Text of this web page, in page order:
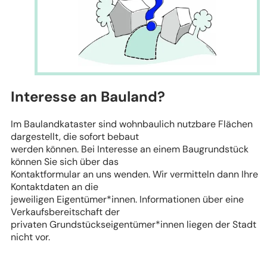
Interesse an Bauland?
Im Baulandkataster sind wohnbaulich nutzbare Flächen
dargestellt, die sofort bebaut
werden können. Bei Interesse an einem Baugrundstück
können Sie sich über das
Kontaktformular an uns wenden. Wir vermitteln dann Ihre
Kontaktdaten an die
jeweiligen Eigentümer*innen. Informationen über eine
Verkaufsbereitschaft der
privaten Grundstückseigentümer*innen liegen der Stadt
nicht vor.